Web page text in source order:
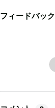
フィードバック